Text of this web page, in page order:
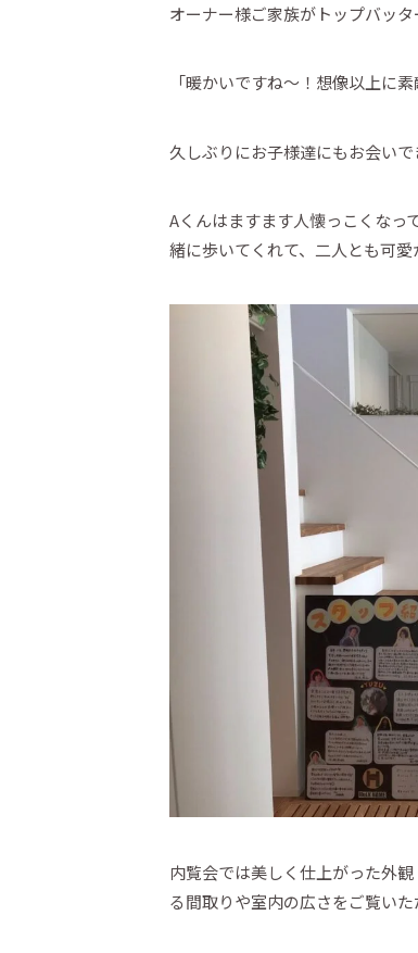
オーナー様ご家族がトップバッタ
「暖かいですね～！想像以上に
久しぶりにお子様達にもお会い
Aくんはますます人懐っこくなっ
緒に歩いてくれて、二人とも可
内覧会では美しく仕上がった外
る間取りや室内の広さをご覧いた